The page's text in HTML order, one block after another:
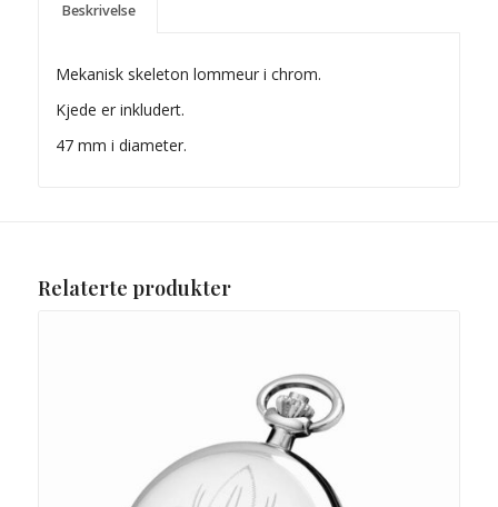
Beskrivelse
Mekanisk skeleton lommeur i chrom.
Kjede er inkludert.
47 mm i diameter.
Relaterte produkter